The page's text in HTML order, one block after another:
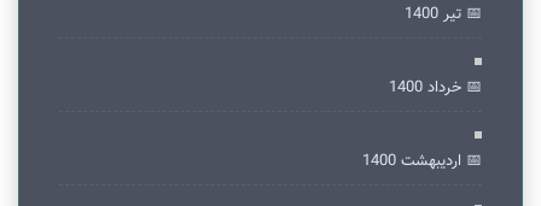
📅 تير 1400
📅 خرداد 1400
📅 ارديبهشت 1400